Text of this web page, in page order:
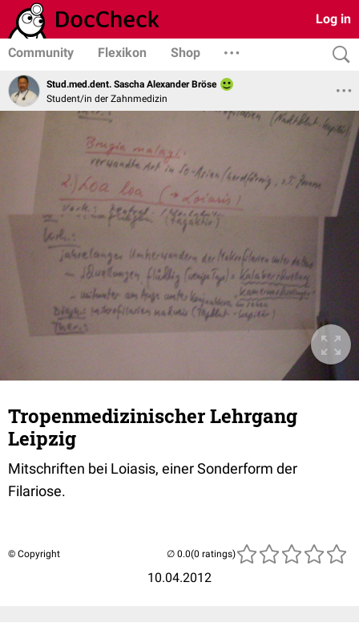
Log in
Community Flexikon Shop
Stud.med.dent. Sascha Alexander Bröse
Student/in der Zahnmedizin
Tropenmedizinischer Lehrgang
Leipzig
Mitschriften bei Loiasis, einer Sonderform der
Filariose.
© Copyright
10.04.2012
(0 ratings)